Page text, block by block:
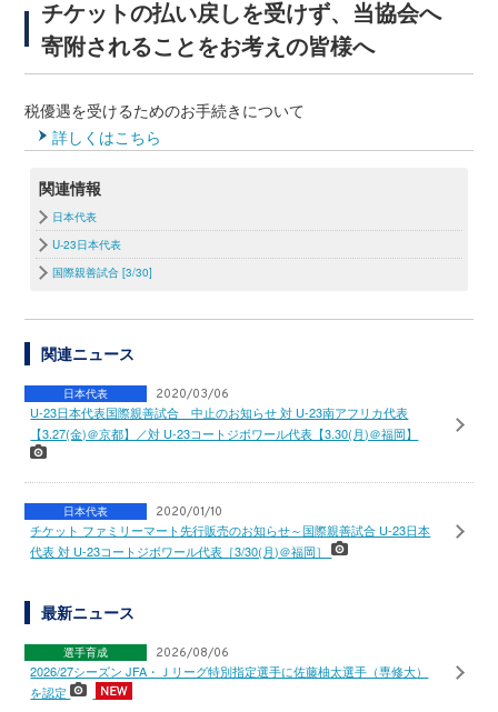
チケットの払い戻しを受けず、当協会へ
寄附されることをお考えの皆様へ
税優遇を受けるためのお手続きについて
詳しくはこちら
関連情報
日本代表
U-23日本代表
国際親善試合 [3/30]
関連ニュース
日本代表 2020/03/06
U-23日本代表国際親善試合 中止のお知らせ 対 U-23南アフリカ代表
【3.27(金)＠京都】／対 U-23コートジボワール代表【3.30(月)＠福岡】
日本代表 2020/01/10
チケット ファミリーマート先行販売のお知らせ～国際親善試合 U-23日本
代表 対 U-23コートジボワール代表［3/30(月)＠福岡］
最新ニュース
選手育成 2026/08/06
2026/27シーズン JFA・Ｊリーグ特別指定選手に佐藤柚太選手（専修大）
を認定